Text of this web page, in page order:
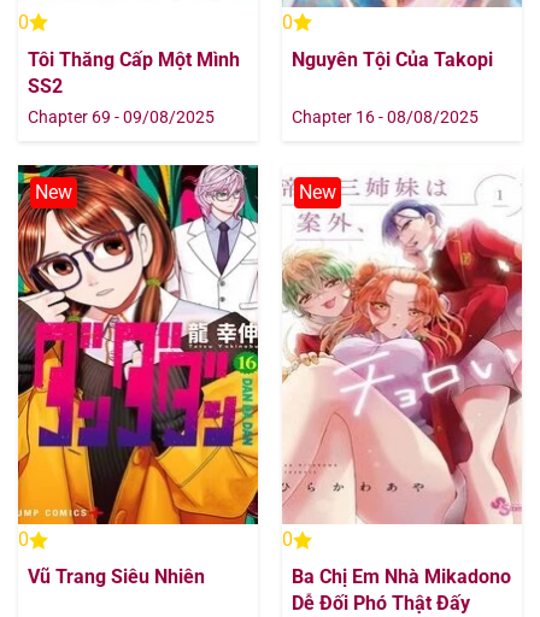
0
Tôi Thăng Cấp Một Mình
SS2
Chapter 69 - 09/08/2025
0
Nguyên Tội Của Takopi
Chapter 16 - 08/08/2025
New
0
Vũ Trang Siêu Nhiên
New
0
Ba Chị Em Nhà Mikadono
Dễ Đối Phó Thật Đấy